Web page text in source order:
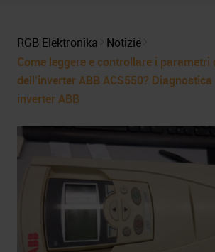
RGB Elektronika
Notizie
Come leggere e controllare i
dell’inverter ABB ACS550?
inverter ABB